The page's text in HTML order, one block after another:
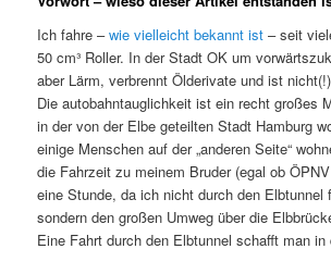
Ich fahre –wie vielleicht bekannt ist – seit
50 cm³ Roller. In der Stadt OK um
aber Lärm, verbrennt Ölderivate und ist
Die autobahntauglichkeit ist ein recht großes
in der von der Elbe geteilten Stadt Hamburg
einige Menschen auf der „anderen Seite“
die Fahrzeit zu meinem Bruder (egal ob
eine Stunde, da ich nicht durch den Elbtunnel
sondern den großen Umweg über die
Eine Fahrt durch den Elbtunnel schafft man